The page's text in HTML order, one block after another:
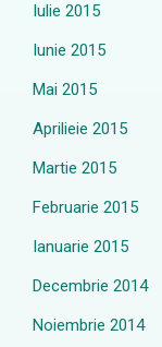
Iulie 2015
Iunie 2015
Mai 2015
Aprilieie 2015
Martie 2015
Februarie 2015
Ianuarie 2015
Decembrie 2014
Noiembrie 2014